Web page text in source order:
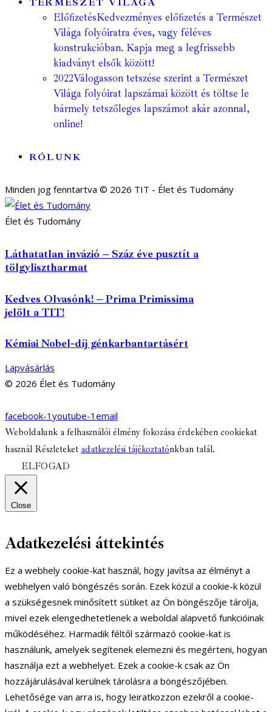
TERMÉSZET VILÁGA
ElőfizetésKedvezményes előfizetés a Természet
Világa folyóiratra éves, vagy féléves
konstrukcióban. Kapja meg a legfrissebb
kiadványt elsők között!
2022Válogasson tetszése szerint a Természet
Világa folyóirat lapszámai között és töltse le
bármely tetszőleges lapszámot akár azonnal,
online!
RÓLUNK
Minden jog fenntartva © 2026 TIT - Élet és Tudomány
Élet és Tudomány
Láthatatlan invázió – Száz éve pusztít a
tölgylisztharmat
Kedves Olvasónk! – Prima Primissima
jelölt a TIT!
Kémiai Nobel-díj génkarbantartásért
Lapvásárlás
© 2026 Élet és Tudomány
facebook-1 youtube-1 email
Weboldalunk a felhasználói élmény fokozása érdekében cookiekat
használ Részleteket adatkezelési tájékoztatónkban talál.
ELFOGAD
Close
Adatkezelési áttekintés
Ez a webhely cookie-kat használ, hogy javítsa az élményt a
webhelyen való böngészés során. Ezek közül a cookie-k közül
a szükségesnek minősített sütiket az Ön böngészője tárolja,
mivel ezek elengedhetetlenek a weboldal alapvető funkcióinak
működéséhez. Harmadik féltől származó cookie-kat is
használunk, amelyek segítenek elemezni és megérteni, hogyan
használja ezt a webhelyet. Ezek a cookie-k csak az Ön
hozzájárulásával kerülnek tárolásra a böngészőjében.
Lehetősége van arra is, hogy leiratkozzon ezekről a cookie-